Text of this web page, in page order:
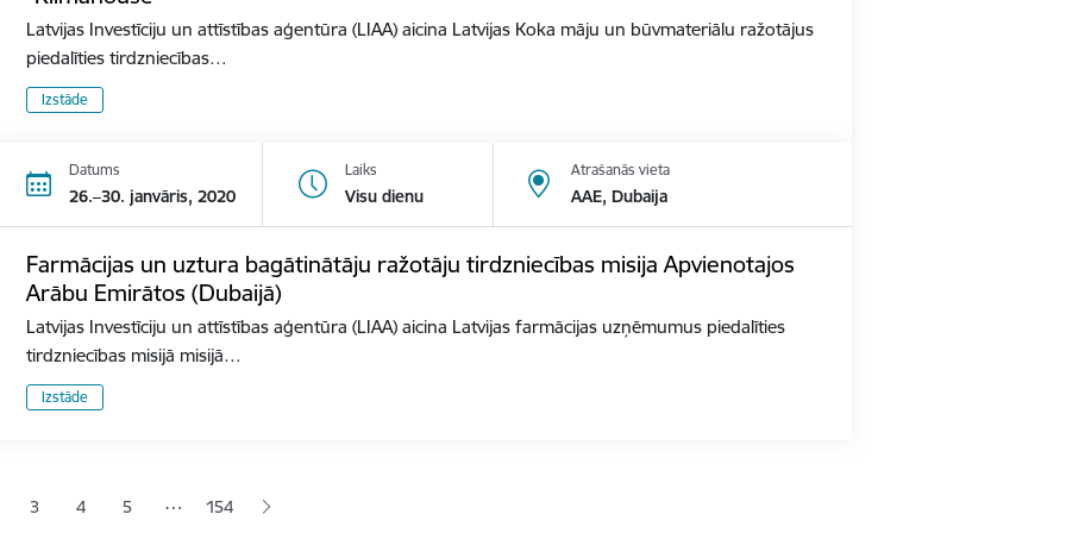
Latvijas Investīciju un attīstības aģentūra (LIAA) aicina Latvijas Koka māju un būvmateriālu ražotājus
piedalīties tirdzniecības…
Izstāde
Datums
26.–30. janvāris, 2020
Laiks
Visu dienu
Atrašanās vieta
AAE, Dubaija
Farmācijas un uztura bagātinātāju ražotāju tirdzniecības misija Apvienotajos
Arābu Emirātos (Dubaijā)
Latvijas Investīciju un attīstības aģentūra (LIAA) aicina Latvijas farmācijas uzņēmumus piedalīties
tirdzniecības misijā misijā…
Izstāde
lapaLapa
3 Lapa
4 Lapa
5 … 154